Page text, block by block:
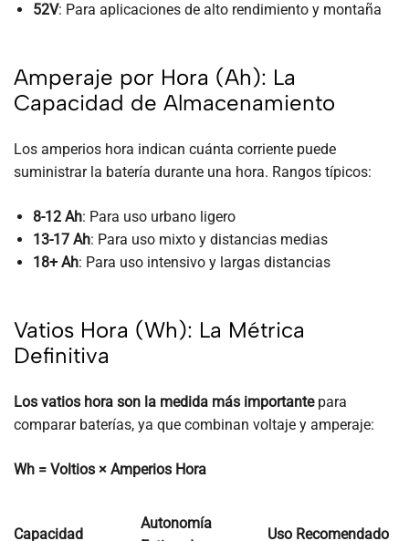
52V: Para aplicaciones de alto rendimiento y montaña
Amperaje por Hora (Ah): La
Capacidad de Almacenamiento
Los amperios hora indican cuánta corriente puede
suministrar la batería durante una hora. Rangos típicos:
8-12 Ah: Para uso urbano ligero
13-17 Ah: Para uso mixto y distancias medias
18+ Ah: Para uso intensivo y largas distancias
Vatios Hora (Wh): La Métrica
Definitiva
Los vatios hora son la medida más importantepara
comparar baterías, ya que combinan voltaje y amperaje:
Wh = Voltios × Amperios Hora
Capacidad
Autonomía
Uso Recomendado